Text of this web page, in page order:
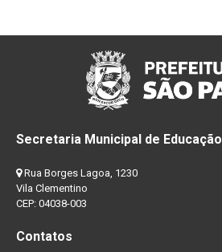
Secretaria Municipal de Educação
Rua Borges Lagoa, 1230
Vila Clementino
CEP: 04038-003
Contatos